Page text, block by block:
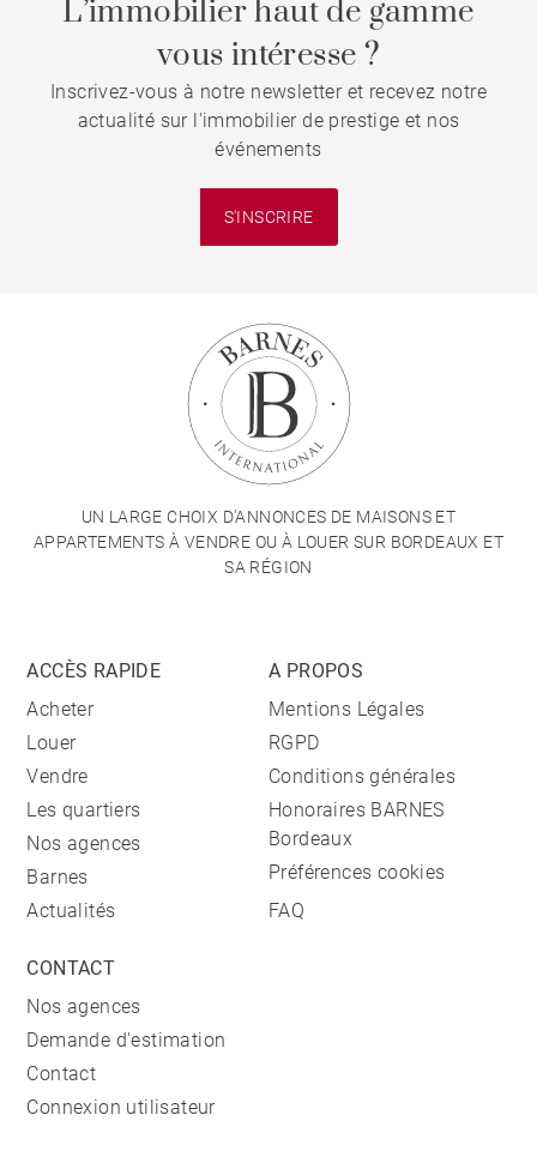
L’immobilier haut de gamme
vous intéresse ?
Inscrivez-vous à notre newsletter et recevez notre
actualité sur l'immobilier de prestige et nos
événements
S'INSCRIRE
UN LARGE CHOIX D'ANNONCES DE MAISONS ET
APPARTEMENTS À VENDRE OU À LOUER SUR BORDEAUX ET
SA RÉGION
ACCÈS RAPIDE
Acheter
Louer
Vendre
Les quartiers
Nos agences
Barnes
Actualités
A PROPOS
Mentions Légales
RGPD
Conditions générales
Honoraires BARNES
Bordeaux
Préférences cookies
FAQ
CONTACT
Nos agences
Demande d'estimation
Contact
Connexion utilisateur